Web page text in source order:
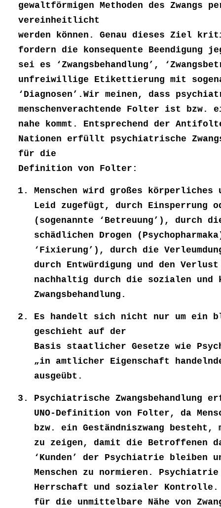
gewaltförmigen Methoden des Zwangs
vereinheitlicht
werden können. Genau dieses Ziel
fordern die konsequente Beendigung
sei es ‘Zwangsbehandlung’,
unfreiwillige Etikettierung mit
‘Diagnosen’.Wir meinen, dass
menschenverachtende Folter ist bzw.
nahe kommt. Entsprechend der
Nationen erfüllt psychiatrische
für die
Definition von Folter:
Menschen wird großes körperliches
Leid zugefügt, durch Einsperrung
(sogenannte ‘Betreuung’), durch
schädlichen Drogen
‘Fixierung’), durch die
durch Entwürdigung und den
nachhaltig durch die sozialen und
Zwangsbehandlung.
Es handelt sich nicht nur um ein
geschieht auf der
Basis staatlicher Gesetze wie
„in amtlicher Eigenschaft
ausgeübt.
Psychiatrische
UNO-Definition von Folter, da
bzw. ein Geständniszwang
zu zeigen, damit die Betroffenen
‘Kunden’ der Psychiatrie bleiben
Menschen zu normieren.
Herrschaft und sozialer Kontrolle.
für die unmittelbare Nähe von